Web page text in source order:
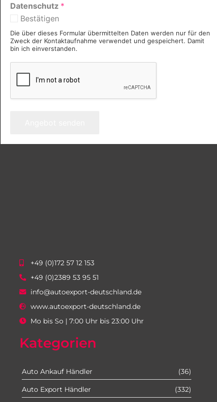
Datenschutz *
Bestätigen
Die über dieses Formular übermittelten Daten werden nur für den
Zweck der Kontaktaufnahme verwendet und gespeichert. Damit
bin ich einverstanden.
+49 (0)172 57 12 153
+49 (0)2389 53 95 51
info@autoexport-deutschland.de
www.autoexport-deutschland.de
Mo bis So | 7:00 Uhr bis 23:00 Uhr
Kategorien
Auto Ankauf Händler (36)
Auto Export Händler (332)